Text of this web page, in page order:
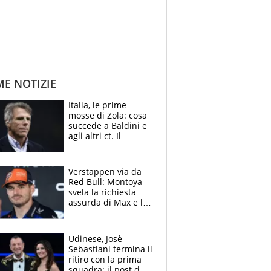
NOTIZIE
Italia, le prime
mosse di Zola: cosa
succede a Baldini e
agli altri ct. Il
azzurri
Verstappen via da
Red Bull: Montoya
svela la richiesta
assurda di Max e lo
McLaren siano
meglio?”
Udinese, Josè
Sebastiani termina il
ritiro con la prima